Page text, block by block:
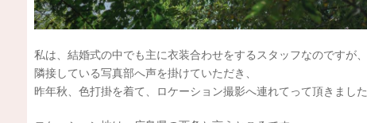
私は、結婚式の中でも主に衣装合わせをするスタッフなのですが、
隣接している写真部へ声を掛けていただき、
昨年秋、色打掛を着て、ロケーション撮影へ連れてって頂きました